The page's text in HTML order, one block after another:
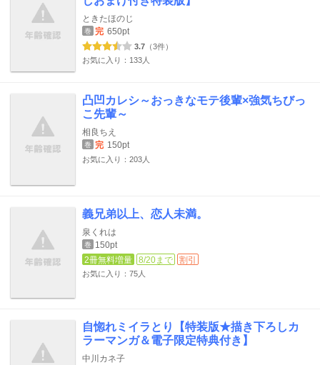
ときたほのじ
巻 完 650pt
3.7 （3件）
お気に入り：133人
凸凹カレシ～おっきなモテ後輩×強気ちびっ
こ先輩～
相良ちえ
巻 完 150pt
お気に入り：203人
義兄弟以上、恋人未満。
泉くれは
巻
150pt
2冊無料増量
8/20まで 割引
お気に入り：75人
自惚れミイラとり【特装版★描き下ろしカ
ラーマンガ＆電子限定特典付き】
中川カネ子